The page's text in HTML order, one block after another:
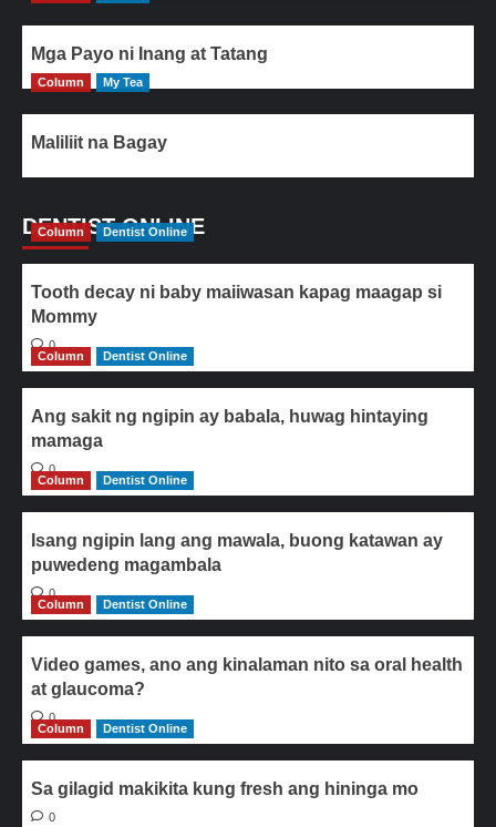
Mga Payo ni Inang at Tatang
Column My Tea
Maliliit na Bagay
DENTIST ONLINE
Column Dentist Online
Tooth decay ni baby maiiwasan kapag maagap si
Mommy
0
Column
Dentist Online
Ang sakit ng ngipin ay babala, huwag hintaying
mamaga
0
Column
Dentist Online
Isang ngipin lang ang mawala, buong katawan ay
puwedeng magambala
0
Column
Dentist Online
Video games, ano ang kinalaman nito sa oral health
at glaucoma?
0
Column
Dentist Online
Sa gilagid makikita kung fresh ang hininga mo
0